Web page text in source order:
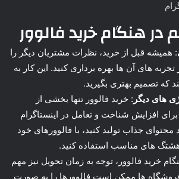
خرید فالوور
: همیشه قبل از خرید، نظرات مشتریان دیگر را
تجربه های آن ها بهره برداری کنید. این کار به
تصمیم بهتری بگیرید.
های دیگر : خرید فالوور تنها بخشی از
افزایش شناخت و تعامل در اینستاگرام
جذاب تولید کنید، با فالوورهای خود
هشتگ های مناسب استفاده کنید.
خرید فالوور، توجه به زمان تحویل نیز مهم
ها ممکن است فالوورها را به صورت